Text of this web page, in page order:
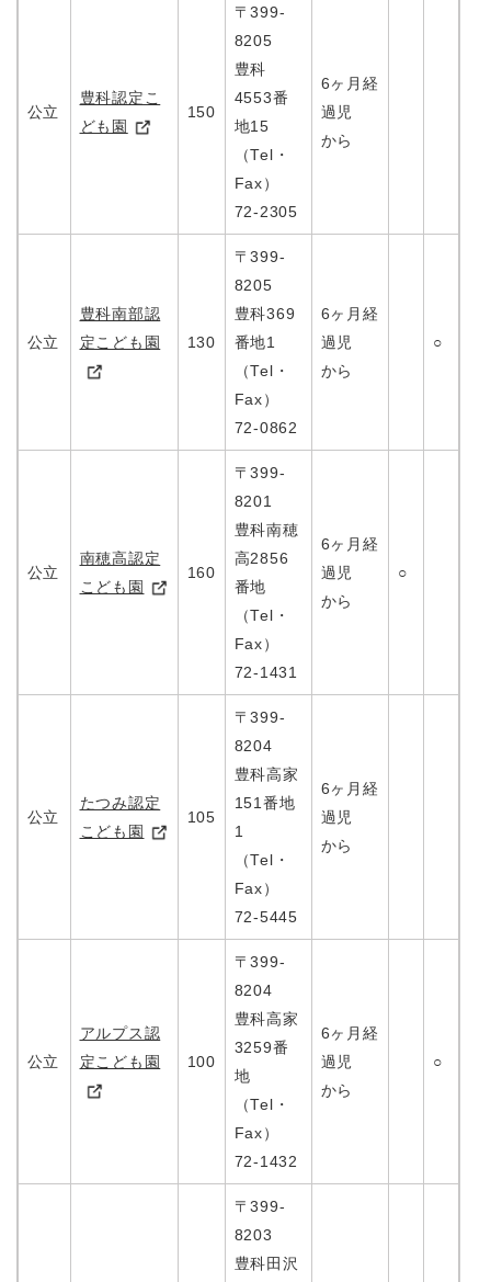
公立
豊科認定こ
ども園
150
〒399-
8205
豊科
4553番
地15
（Tel・
Fax）
72-2305
6ヶ月経
過児
から
公立
豊科南部認
定こども園
130
〒399-
8205
豊科369
番地1
（Tel・
Fax）
72-0862
6ヶ月経
過児
から
○
公立
南穂高認定
こども園
160
〒399-
8201
豊科南穂
高2856
番地
（Tel・
Fax）
72-1431
6ヶ月経
過児
から
○
公立
たつみ認定
こども園
105
〒399-
8204
豊科高家
151番地
1
（Tel・
Fax）
72-5445
6ヶ月経
過児
から
公立
アルプス認
定こども園
100
〒399-
8204
豊科高家
3259番
地
（Tel・
Fax）
72-1432
6ヶ月経
過児
から
○
〒399-
8203
豊科田沢